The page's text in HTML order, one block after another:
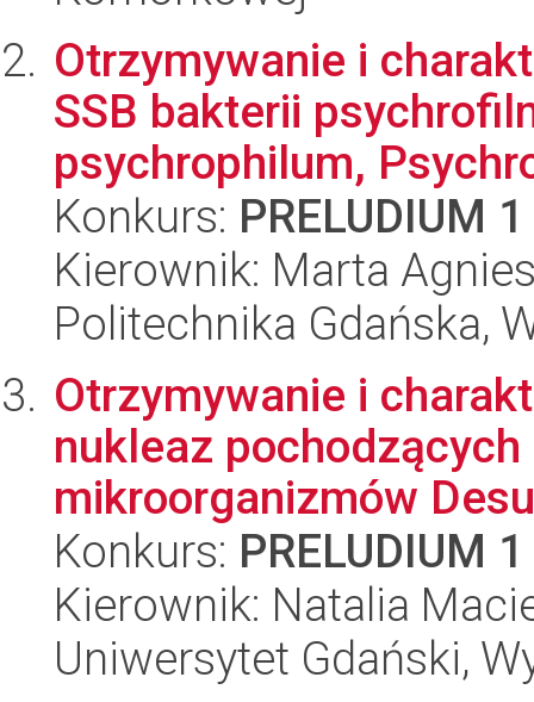
Otrzymywanie i
SSB bakterii
psychrophilum,
Konkurs: PRELUDIUM 1
Kierownik: Marta
Politechnika Gdańska,
Otrzymywanie i
nukleaz
mikroorganizmów
Konkurs: PRELUDIUM 1
Kierownik: Natalia
Uniwersytet Gdański,